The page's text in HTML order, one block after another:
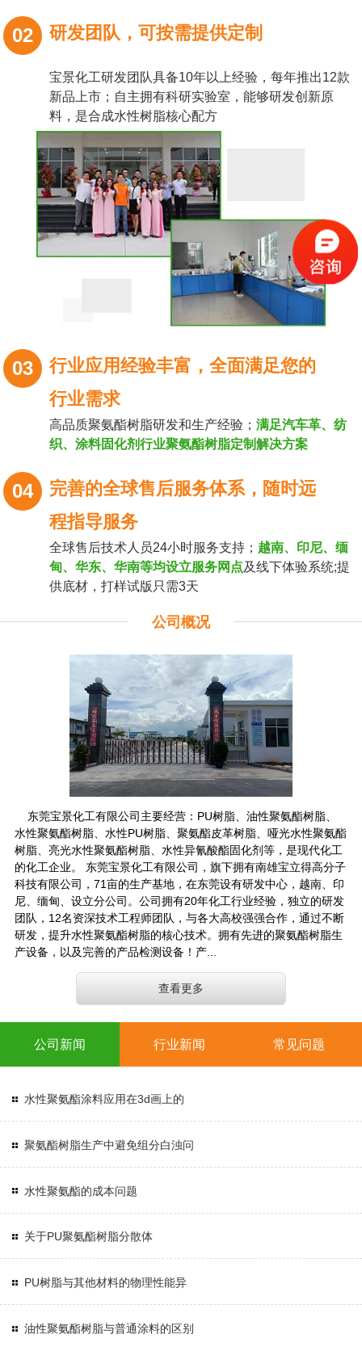
02 研发团队，可按需提供定制
宝景化工研发团队具备10年以上经验，每年推出12款
新品上市；自主拥有科研实验室，能够研发创新原
料，是合成水性树脂核心配方
03
行业应用经验丰富，全面满足您的
行业需求
高品质聚氨酯树脂研发和生产经验； 满足汽车革、纺
织、涂料固化剂行业聚氨酯树脂定制解决方案
04
完善的全球售后服务体系，随时远
程指导服务
全球售后技术人员24小时服务支持； 越南、印尼、缅
甸、华东、华南等均设立服务网点及线下体验系统;提
供底材，打样试版只需3天
公司概况
东莞宝景化工有限公司主要经营：PU树脂、油性聚氨酯树脂、
水性聚氨酯树脂、水性PU树脂、聚氨酯皮革树脂、哑光水性聚氨酯
树脂、亮光水性聚氨酯树脂、水性异氰酸酯固化剂等，是现代化工
的化工企业。 东莞宝景化工有限公司，旗下拥有南雄宝立得高分子
科技有限公司，71亩的生产基地，在东莞设有研发中心，越南、印
尼、缅甸、设立分公司。公司拥有20年化工行业经验，独立的研发
团队，12名资深技术工程师团队，与各大高校强强合作，通过不断
研发，提升水性聚氨酯树脂的核心技术。拥有先进的聚氨酯树脂生
产设备，以及完善的产品检测设备！产...
查看更多
公司新闻 行业新闻 常见问题
水性聚氨酯涂料应用在3d画上的
聚氨酯树脂生产中避免组分白浊问
水性聚氨酯的成本问题
关于PU聚氨酯树脂分散体
PU树脂与其他材料的物理性能异
油性聚氨酯树脂与普通涂料的区别